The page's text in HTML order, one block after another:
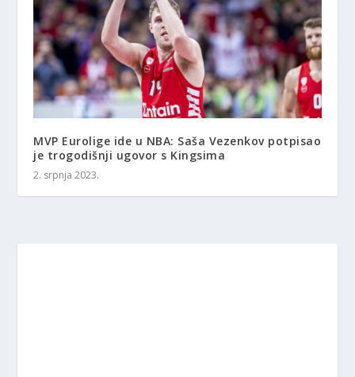
MVP Eurolige ide u NBA: Saša Vezenkov potpisao
je trogodišnji ugovor s Kingsima
2. srpnja 2023.